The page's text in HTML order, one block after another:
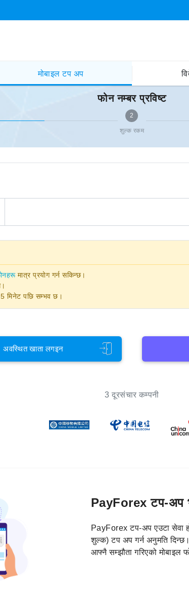
मोबाइल टप अप
फोन नम्बर प्रविष्ट
2
शुल्क रकम
मात्र प्रयोग गर्न सकिन्छ।
5 मिनेट पछि सम्भव छ।
अवस्थित खाता लगइन
3 दूरसंचार कम्पनी
PayForex टप-अप
PayForex टप-अप एउटा सेवा
शुल्क) टप अप गर्न अनुमति
आफ्नै सम्झौता गरिएको मोबाइल